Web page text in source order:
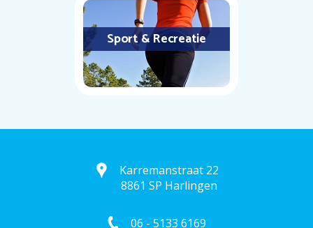
Sport & Recreatie
Karremanstraat 22
8861 SP Harlingen
06 - 5133 6169